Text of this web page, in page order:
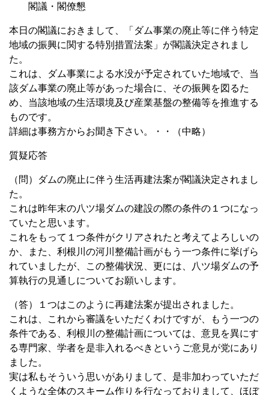
閣議・閣僚懇
本日の閣議におきまして、「ダム事業の廃止等に伴う特定
地域の振興に関する特別措置法案」が閣議決定されまし
た。
これは、ダム事業による水没が予定されていた地域で、当
該ダム事業の廃止等があった場合に、その振興を図るた
め、当該地域の生活環境及び産業基盤の整備等を推進する
ものです。
詳細は事務方からお聞き下さい。・・（中略）
質疑応答
（問）ダムの廃止に伴う生活再建法案が閣議決定されまし
た。
これは昨年末の八ツ場ダムの建設の際の条件の１つになっ
ていたと思います。
これをもって１つ条件がクリアされたと考えてよろしいの
か、また、利根川の河川整備計画がもう一つ条件に挙げら
れていましたが、この整備状況、更には、八ツ場ダムの予
算執行の見通しについてお願いします。
（答）１つはこのように再建法案が提出されました。
これは、これから審議をいただくわけですが、もう一つの
条件である、利根川の整備計画については、意見を異にす
る専門家、学者を是非入れるべきというご意見が党にあり
ました。
実は私もそういう思いがありまして、是非加わっていただ
くような全体のスキーム作りを行なっておりまして、ほぼ